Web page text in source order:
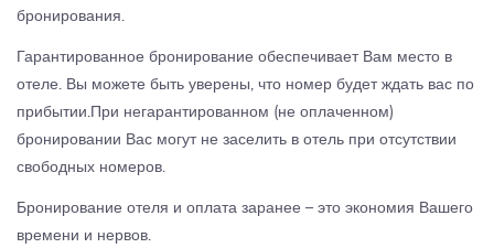
бронирования.
Гарантированное бронирование обеспечивает Вам место в
отеле. Вы можете быть уверены, что номер будет ждать вас по
прибытии.При негарантированном (не оплаченном)
бронировании Вас могут не заселить в отель при отсутствии
свободных номеров.
Бронирование отеля и оплата заранее – это экономия Вашего
времени и нервов.